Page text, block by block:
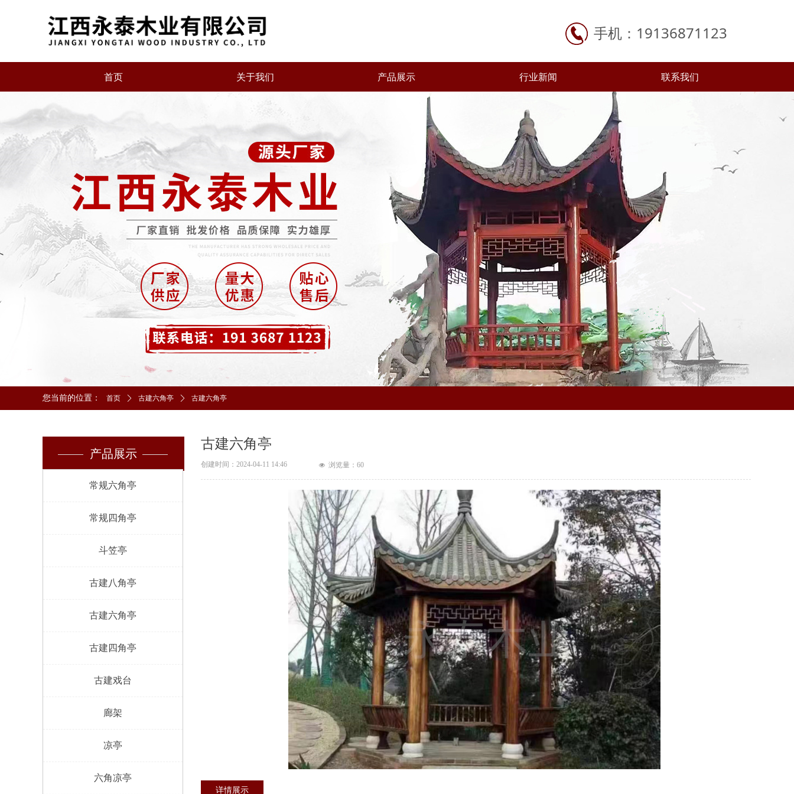
手机： 19136871123
首页 关于我们 产品展示 行业新闻 联系我们
您当前的位置： 首页 ꄲ 古建六角亭 ꄲ 古建六角亭
古建六角亭
创建时间： 2024-04-11 14:46 넶 浏览量： 60
详情展示
产品展示
常规六角亭
常规四角亭
斗笠亭
古建八角亭
古建六角亭
古建四角亭
古建戏台
廊架
凉亭
六角凉亭